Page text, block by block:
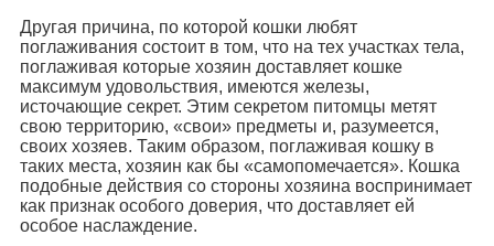
Другая причина, по которой кошки любят
поглаживания состоит в том, что на тех участках тела,
поглаживая которые хозяин доставляет кошке
максимум удовольствия, имеются железы,
источающие секрет. Этим секретом питомцы метят
свою территорию, «свои» предметы и, разумеется,
своих хозяев. Таким образом, поглаживая кошку в
таких места, хозяин как бы «самопомечается». Кошка
подобные действия со стороны хозяина воспринимает
как признак особого доверия, что доставляет ей
особое наслаждение.